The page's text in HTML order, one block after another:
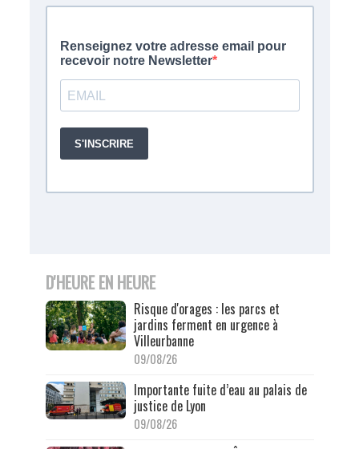
D'HEURE EN HEURE
Risque d'orages : les parcs et
jardins ferment en urgence à
Villeurbanne
09/08/26
Importante fuite d’eau au palais de
justice de Lyon
09/08/26